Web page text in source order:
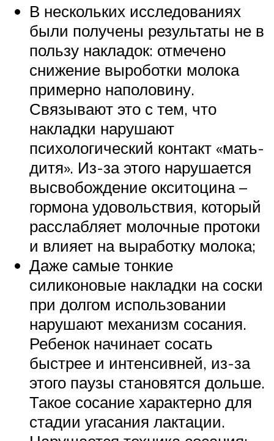
В нескольких исследованиях
были получены результаты не в
пользу накладок: отмечено
снижение выроботки молока
примерно наполовину.
Связывают это с тем, что
накладки нарушают
психологический контакт «мать-
дитя». Из-за этого нарушается
высвобождение окситоцина –
гормона удовольствия, который
расслабляет молочные протоки
и влияет на выработку молока;
Даже самые тонкие
силиконовые накладки на соски
при долгом использовании
нарушают механизм сосания.
Ребенок начинает сосать
быстрее и интенсивней, из-за
этого паузы становятся дольше.
Такое сосание характерно для
стадии угасания лактации.